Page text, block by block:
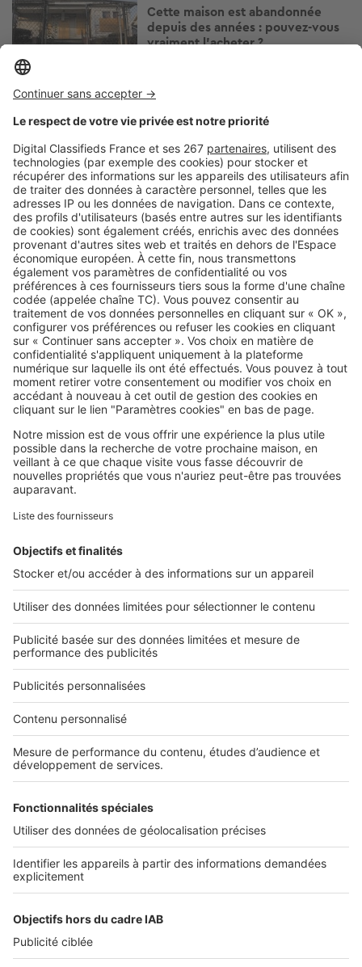
Cette maison est abandonnée
depuis des années : pouvez-vous
vraiment l’acheter ?
Image
Acheter
Prix immobiliers : les stations
thermales les plus chères et les
plus abordables
Image
Acheter
Ce dispositif permet d'acheter un
logement jusqu'à 50 % moins cher
: êtes-vous éligible ?
SeLoger c'est aussi
Retrouvez-nous sur ...
L'ENTREPRISE
Qui sommes-nous ?
Nous contacter
Nous recrutons
NOS APPLICATIONS
Découvrez nos applications
Tous nos services pro
Accès client
Mes annonces sur SeLoger
À DÉCOUVRIR
Tout l'immobilier
Toutes les villes
Tous les départements